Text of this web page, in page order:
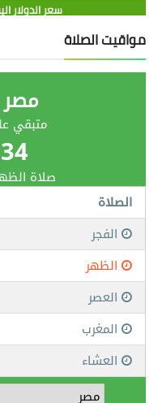
سعر الدولار
مواقيت الصلاة